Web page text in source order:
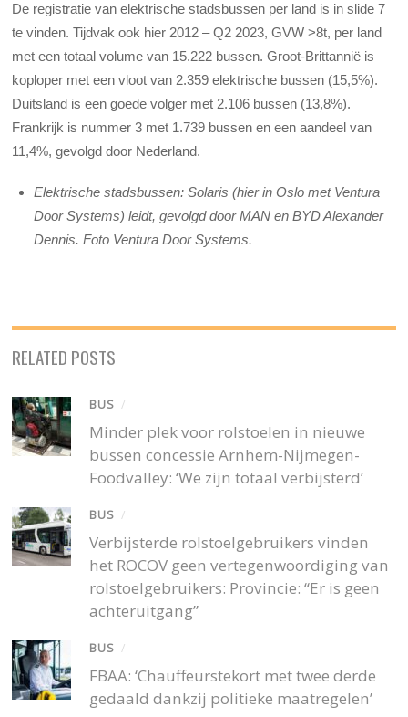
De registratie van elektrische stadsbussen per land is in slide 7
te vinden. Tijdvak ook hier 2012 – Q2 2023, GVW >8t, per land
met een totaal volume van 15.222 bussen. Groot-Brittannië is
koploper met een vloot van 2.359 elektrische bussen (15,5%).
Duitsland is een goede volger met 2.106 bussen (13,8%).
Frankrijk is nummer 3 met 1.739 bussen en een aandeel van
11,4%, gevolgd door Nederland.
Elektrische stadsbussen: Solaris (hier in Oslo met Ventura
Door Systems) leidt, gevolgd door MAN en BYD Alexander
Dennis. Foto Ventura Door Systems.
RELATED POSTS
BUS /
Minder plek voor rolstoelen in nieuwe
bussen concessie Arnhem-Nijmegen-
Foodvalley: ‘We zijn totaal verbijsterd’
BUS /
Verbijsterde rolstoelgebruikers vinden
het ROCOV geen vertegenwoordiging van
rolstoelgebruikers: Provincie: “Er is geen
achteruitgang”
BUS /
FBAA: ‘Chauffeurstekort met twee derde
gedaald dankzij politieke maatregelen’